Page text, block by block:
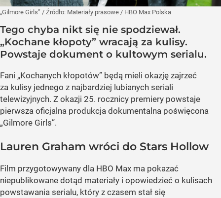
„Gilmore Girls” / Źródło: Materiały prasowe / HBO Max Polska
Tego chyba nikt się nie spodziewał.
„Kochane kłopoty” wracają za kulisy.
Powstaje dokument o kultowym serialu.
Fani „Kochanych kłopotów” będą mieli okazję zajrzeć
za kulisy jednego z najbardziej lubianych seriali
telewizyjnych. Z okazji 25. rocznicy premiery powstaje
pierwsza oficjalna produkcja dokumentalna poświęcona
„Gilmore Girls”.
Lauren Graham wróci do Stars Hollow
Film przygotowywany dla HBO Max ma pokazać
niepublikowane dotąd materiały i opowiedzieć o kulisach
powstawania serialu, który z czasem stał się